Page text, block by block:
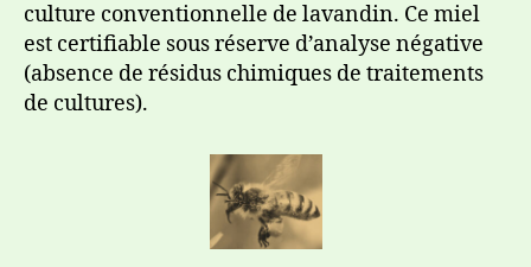
culture conventionnelle de lavandin. Ce miel
est certifiable sous réserve d’analyse négative
(absence de résidus chimiques de traitements
de cultures).